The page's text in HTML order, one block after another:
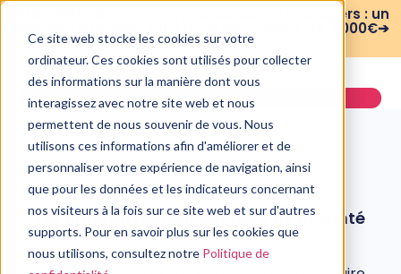
Ce site web stocke les cookies sur votre
ordinateur. Ces cookies sont utilisés pour collecter
des informations sur la manière dont vous
interagissez avec notre site web et nous
permettent de nous souvenir de vous. Nous
utilisons ces informations afin d'améliorer et de
personnaliser votre expérience de navigation, ainsi
que pour les données et les indicateurs concernant
nos visiteurs à la fois sur ce site web et sur d'autres
supports. Pour en savoir plus sur les cookies que
nous utilisons, consultez notre Politique de
WEBINAIRE : Risques psychosociaux et managers : un
plan de formation sur 3 mois pour moins de 3 000€➔
voir le replay
Demander une démo
SANTÉ MENTALE
Les entreprises doivent faire de la santé
mentale une priorité !
5 juillet, 2022